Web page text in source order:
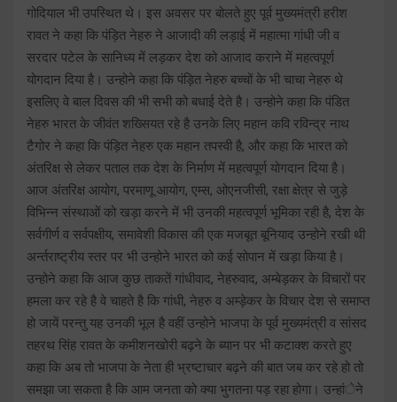
गोदियाल भी उपस्थित थे। इस अवसर पर बोलते हुए पूर्व मुख्यमंत्री हरीश
रावत ने कहा कि पंड़ित नेहरु ने आजादी की लड़ाई में महात्मा गांधी जी व
सरदार पटेल के सानिध्य में लड़कर देश को आजाद कराने में महत्वपूर्ण
योगदान दिया है। उन्होने कहा कि पंड़ित नेहरु बच्चों के भी चाचा नेहरु थे
इसलिए वे बाल दिवस की भी सभी को बधाई देते है। उन्होने कहा कि पंडित
नेहरु भारत के जीवंत शख्सियत रहे है उनके लिए महान कवि रविन्द्र नाथ
टैगोर ने कहा कि पंड़ित नेहरु एक महान तपस्वी है, और कहा कि भारत को
अंतरिक्ष से लेकर पताल तक देश के निर्माण में महत्वपूर्ण योगदान दिया है।
आज अंतरिक्ष आयोग, परमाणू आयोग, एम्स, ओएनजीसी, रक्षा क्षेत्र से जुड़े
विभिन्न संस्थाओं को खड़ा करने में भी उनकी महत्वपूर्ण भूमिका रही है, देश के
सर्वगीर्ण व सर्वपक्षीय, समावेशी विकास की एक मजबूत बूनियाद उन्होने रखी थी
अर्न्तराष्ट्रीय स्तर पर भी उन्होने भारत को कई सोपान में खड़ा किया है।
उन्होने कहा कि आज कुछ ताकतें गांधीवाद, नेहरुवाद, अम्बेड़कर के विचारों पर
हमला कर रहे है वे चाहते है कि गांधी, नेहरु व अम्ड़ेकर के विचार देश से समाप्त
हो जायें परन्तु यह उनकी भूल है वहीं उन्होने भाजपा के पूर्व मुख्यमंत्री व सांसद
तहरथ सिंह रावत के कमीशनखोरी बढ़ने के ब्यान पर भी कटाक्श करते हुए
कहा कि अब तो भाजपा के नेता ही भ्रष्टाचार बढ़ने की बात जब कर रहे हो तो
समझा जा सकता है कि आम जनता को क्या भुगतना पड़ रहा होगा। उन्हांेने